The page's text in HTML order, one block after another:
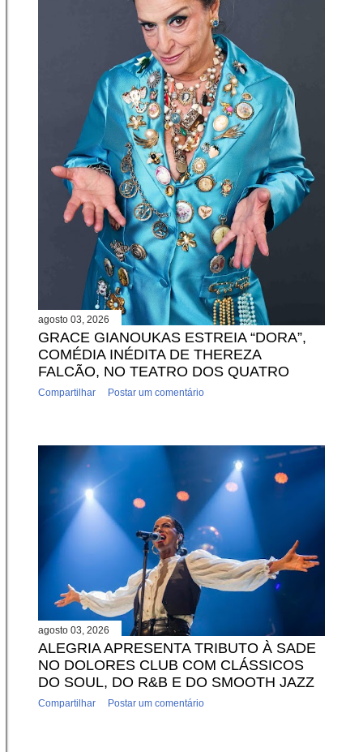
agosto 03, 2026
GRACE GIANOUKAS ESTREIA “DORA”,
COMÉDIA INÉDITA DE THEREZA
FALCÃO, NO TEATRO DOS QUATRO
Compartilhar Postar um comentário
agosto 03, 2026
ALEGRIA APRESENTA TRIBUTO À SADE
NO DOLORES CLUB COM CLÁSSICOS
DO SOUL, DO R&B E DO SMOOTH JAZZ
Compartilhar Postar um comentário